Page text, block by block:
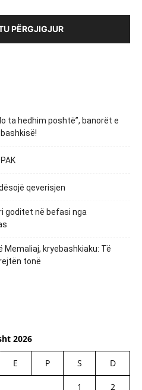
PËRGJIGJUR
ta hedhim poshtë”, banorët e
qeverisjen
goditet në befasi nga
Memaliaj, kryebashkiaku: Të
tonë
2026
E P S D
1
2